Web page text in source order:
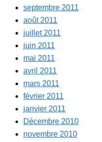
septembre 2011
août 2011
juillet 2011
juin 2011
mai 2011
avril 2011
mars 2011
février 2011
janvier 2011
Décembre 2010
novembre 2010